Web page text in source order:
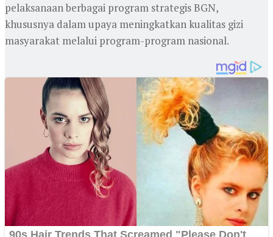
pelaksanaan berbagai program strategis BGN,
khususnya dalam upaya meningkatkan kualitas gizi
masyarakat melalui program-program nasional.